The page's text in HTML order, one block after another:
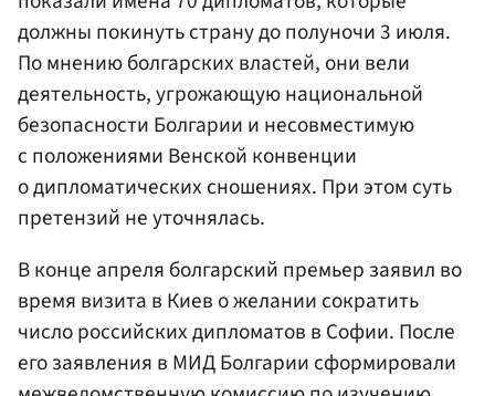
должны покинуть страну до полуночи 3 июля.
По мнению болгарских властей, они вели
деятельность, угрожающую национальной
безопасности Болгарии и несовместимую
с положениями Венской конвенции
о дипломатических сношениях. При этом суть
претензий не уточнялась.
В конце апреля болгарский премьер заявил во
время визита в Киев о желании сократить
число российских дипломатов в Софии. После
его заявления в МИД Болгарии сформировали